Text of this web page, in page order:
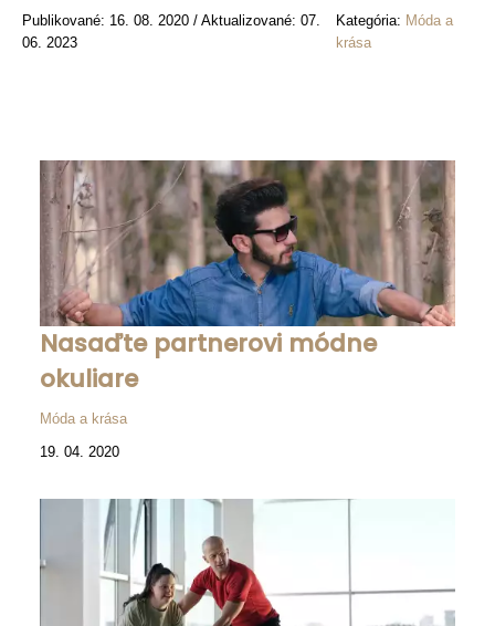
Publikované: 16. 08. 2020 / Aktualizované: 07.
06. 2023
Kategória: Móda a
krása
Nasaďte partnerovi módne
okuliare
Móda a krása
19. 04. 2020